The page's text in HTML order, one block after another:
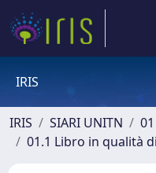
IRIS
IRIS SIARI UNITN
01.1 Libro in qualità